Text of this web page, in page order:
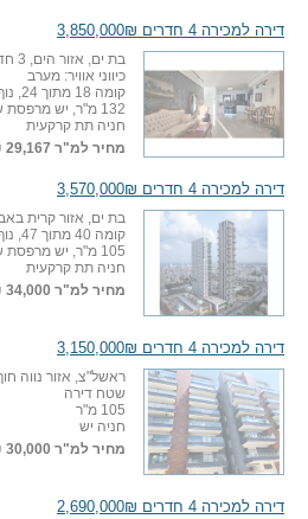
דירה למכירה 4 חדרים 3,850,000₪
בת ים, אזור הים, 3 חדרי שינה + סלון
כיווני אוויר: מערב
קומה 18 מתוך 24, נוף לים, שטח דירה
132 מ"ר, יש מרפסת שמש 1
חניה תת קרקעית
מחיר למ"ר 29,167 ₪
דירה למכירה 4 חדרים 3,570,000₪
בת ים, אזור קרית באבוב, 3 חדרי שינה
קומה 40 מתוך 47, נוף לעיר, שטח דירה
105 מ"ר, יש מרפסת שמש 1
חניה תת קרקעית
מחיר למ"ר 34,000 ₪
דירה למכירה 4 חדרים 3,150,000₪
ראשל"צ, אזור נווה חוף, 3 חדרי שינה +
שטח דירה
105 מ"ר
חניה יש
מחיר למ"ר 30,000 ₪
דירה למכירה 4 חדרים 2,690,000₪